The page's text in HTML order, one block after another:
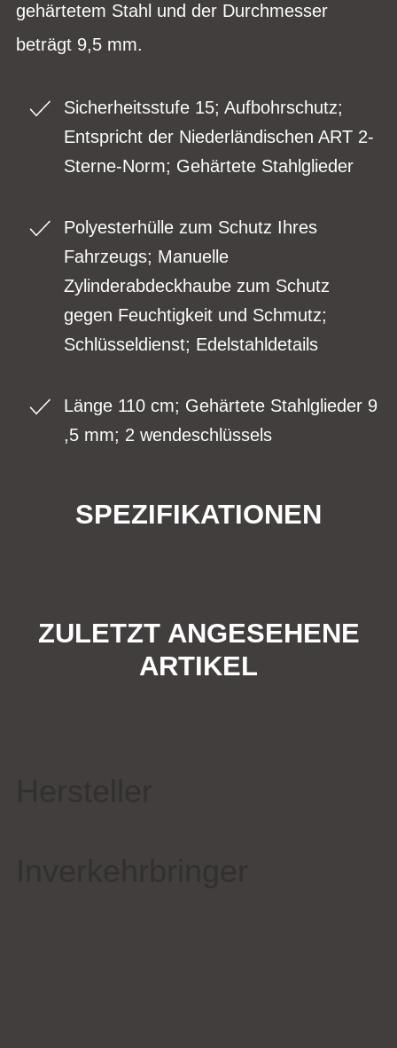
gehärtetem Stahl und der Durchmesser
beträgt 9,5 mm.
Sicherheitsstufe 15; Aufbohrschutz;
Entspricht der Niederländischen ART 2-
Sterne-Norm; Gehärtete Stahlglieder
Polyesterhülle zum Schutz Ihres
Fahrzeugs; Manuelle
Zylinderabdeckhaube zum Schutz
gegen Feuchtigkeit und Schmutz;
Schlüsseldienst; Edelstahldetails
Länge 110 cm; Gehärtete Stahlglieder 9
,5 mm; 2 wendeschlüssels
SPEZIFIKATIONEN
ZULETZT ANGESEHENE
ARTIKEL